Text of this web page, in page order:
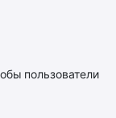
пользователи